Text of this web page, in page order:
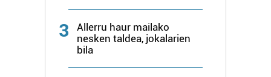
3
Allerru haur mailako
nesken taldea, jokalarien
bila